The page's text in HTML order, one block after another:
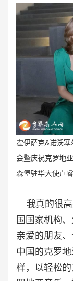
霍伊萨克&诺沃
会暨庆祝克罗地
森堡驻华大使卢
我真的很高
国国家机构
亲爱的朋友
中国的克罗
样，以轻松